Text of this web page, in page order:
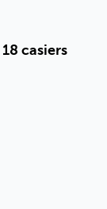
casiers